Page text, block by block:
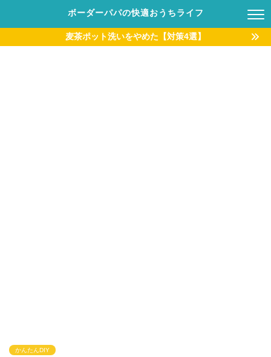
ボーダーパパの快適おうちライフ
麦茶ポット洗いをやめた【対策4選】
かんたんDIY